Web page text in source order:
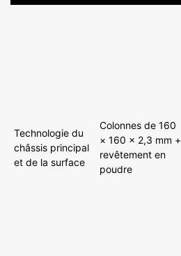
Technologie du
châssis principal
et de la surface
Colonnes de 160
× 160 × 2,3 mm +
revêtement en
poudre